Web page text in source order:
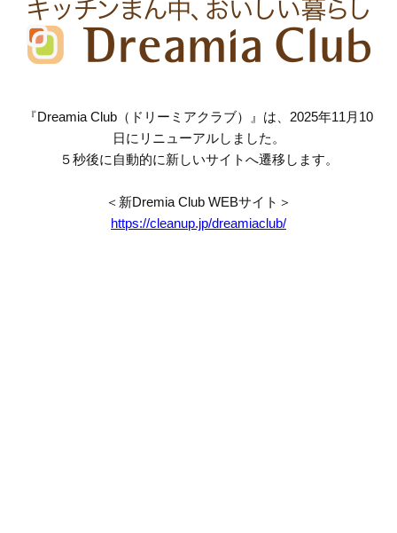
『Dreamia Club（ドリーミアクラブ）』は、2025年11月10
日にリニューアルしました。
５秒後に自動的に新しいサイトへ遷移します。
＜新Dremia Club WEBサイト＞
https://cleanup.jp/dreamiaclub/